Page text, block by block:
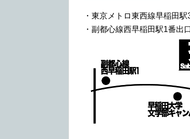
・東京メトロ東西線早稲田
・副都心線西早稲田駅1番出